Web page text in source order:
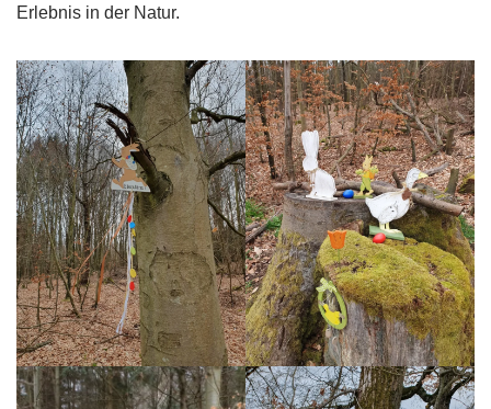
Erlebnis in der Natur.